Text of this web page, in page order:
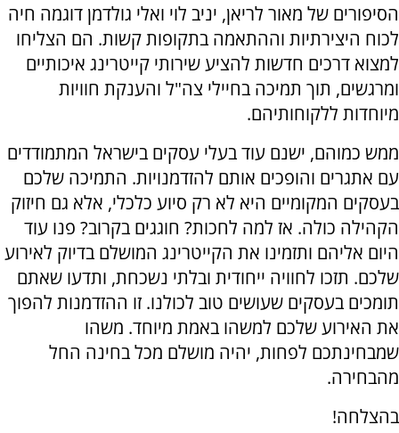
הסיפורים של מאור לריאן, יניב לוי ואלי גולדמן דוגמה חיה
לכוח היצירתיות וההתאמה בתקופות קשות. הם הצליחו
למצוא דרכים חדשות להציע שירותי קייטרינג איכותיים
ומרגשים, תוך תמיכה בחיילי צה"ל והענקת חוויות
מיוחדות ללקוחותיהם.
ממש כמוהם, ישנם עוד בעלי עסקים בישראל המתמודדים
עם אתגרים והופכים אותם להזדמנויות. התמיכה שלכם
בעסקים המקומיים היא לא רק סיוע כלכלי, אלא גם חיזוק
הקהילה כולה. אז למה לחכות? חוגגים בקרוב? פנו עוד
היום אליהם ותזמינו את הקייטרינג המושלם בדיוק לאירוע
שלכם. תזכו לחוויה ייחודית ובלתי נשכחת, ותדעו שאתם
תומכים בעסקים שעושים טוב לכולנו. זו ההזדמנות להפוך
את האירוע שלכם למשהו באמת מיוחד. משהו
שמבחינתכם לפחות, יהיה מושלם מכל בחינה החל
מהבחירה.
בהצלחה!